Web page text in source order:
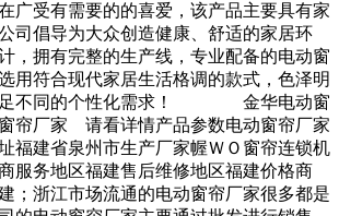
广受有需要的的喜爱，该产品主要具有家
司倡导为大众创造健康、舒适的家居环
，拥有完整的生产线，专业配备的电动窗
用符合现代家居生活格调的款式，色泽明
足不同的个性化需求！ 金华电动窗
帘厂家 请看详情产品参数电动窗帘厂家
福建省泉州市生产厂家幄ＷＯ窗帘连锁机
服务地区福建售后维修地区福建价格商
市场流通的电动窗帘厂家很多都是